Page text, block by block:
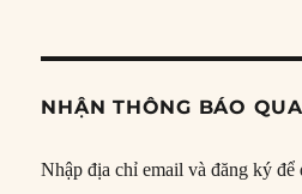
NHẬN THÔNG BÁO
Nhập địa chỉ email và đăng ký